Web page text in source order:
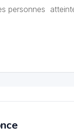
personnes